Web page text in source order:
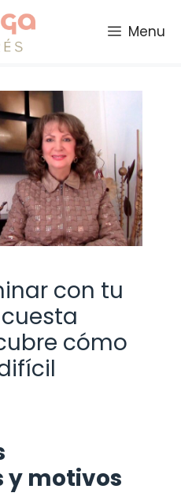
Menu
con tu
cómo
y motivos